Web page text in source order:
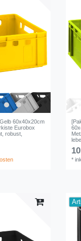
60x40x20cm
Eurobox
robust,
*